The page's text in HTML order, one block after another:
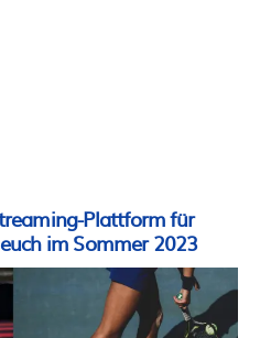
Plattform für
im Sommer 2023